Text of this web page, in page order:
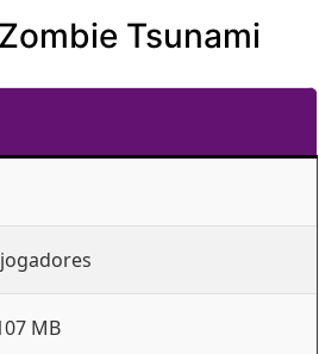
Tsunami
MB